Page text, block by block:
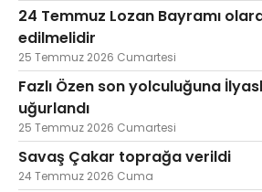
24 Temmuz Lozan Bayramı
edilmelidir
25 Temmuz 2026 Cumartesi
Fazlı Özen son yolculuğuna
uğurlandı
25 Temmuz 2026 Cumartesi
Savaş Çakar toprağa verildi
24 Temmuz 2026 Cuma